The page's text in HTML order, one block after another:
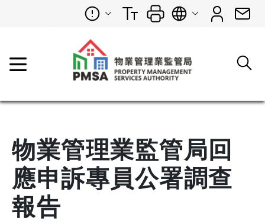
物業管理業監管局回
應申訴專員公署調查
報告